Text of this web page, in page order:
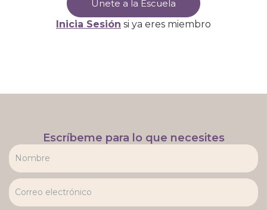
Únete a la Escuela
Inicia Sesión si ya eres miembro
Escríbeme para lo que necesites